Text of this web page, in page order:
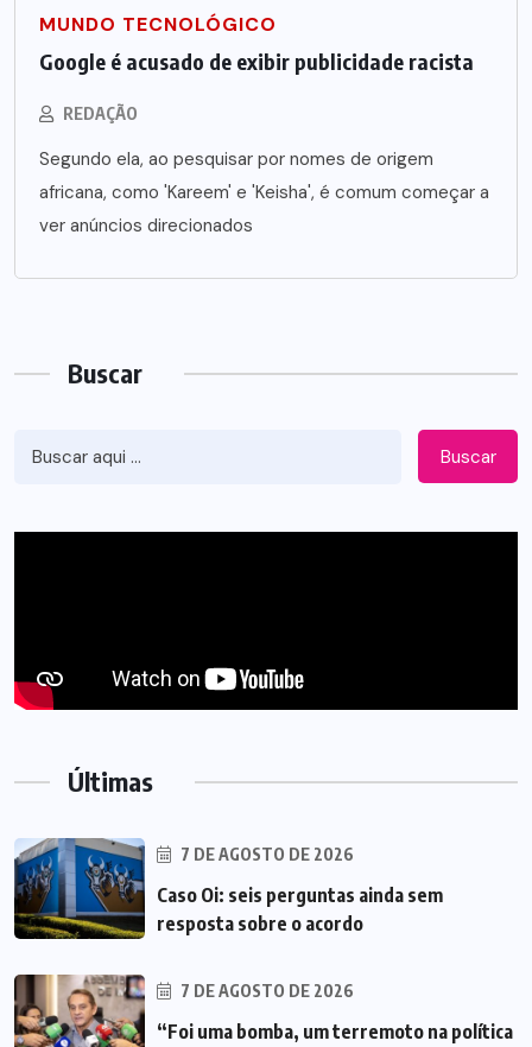
MUNDO TECNOLÓGICO
Google é acusado de exibir publicidade racista
REDAÇÃO
Segundo ela, ao pesquisar por nomes de origem
africana, como 'Kareem' e 'Keisha', é comum começar a
ver anúncios direcionados
Buscar
Buscar
Últimas
7 DE AGOSTO DE 2026
Caso Oi: seis perguntas ainda sem
resposta sobre o acordo
7 DE AGOSTO DE 2026
“Foi uma bomba, um terremoto na política